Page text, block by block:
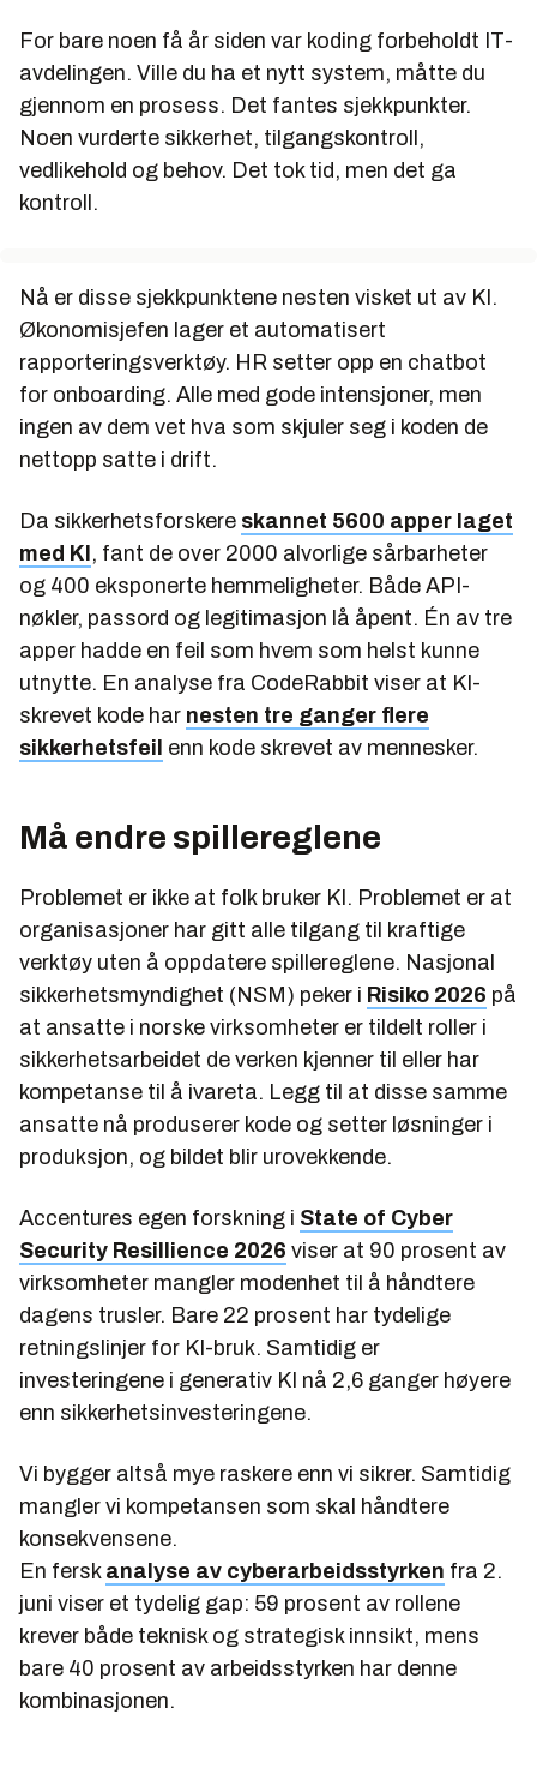
For bare noen få år siden var koding forbeholdt IT-
avdelingen. Ville du ha et nytt system, måtte du
gjennom en prosess. Det fantes sjekkpunkter.
Noen vurderte sikkerhet, tilgangskontroll,
vedlikehold og behov. Det tok tid, men det ga
kontroll.
Nå er disse sjekkpunktene nesten visket ut av KI.
Økonomisjefen lager et automatisert
rapporteringsverktøy. HR setter opp en chatbot
for onboarding. Alle med gode intensjoner, men
ingen av dem vet hva som skjuler seg i koden de
nettopp satte i drift.
Da sikkerhetsforskere skannet 5600 apper laget
med KI , fant de over 2000 alvorlige sårbarheter
og 400 eksponerte hemmeligheter. Både API-
nøkler, passord og legitimasjon lå åpent. Én av tre
apper hadde en feil som hvem som helst kunne
utnytte. En analyse fra CodeRabbit viser at KI-
skrevet kode har nesten tre ganger flere
sikkerhetsfeil enn kode skrevet av mennesker.
Må endre spillereglene
Problemet er ikke at folk bruker KI. Problemet er at
organisasjoner har gitt alle tilgang til kraftige
verktøy uten å oppdatere spillereglene. Nasjonal
sikkerhetsmyndighet (NSM) peker i Risiko 2026 på
at ansatte i norske virksomheter er tildelt roller i
sikkerhetsarbeidet de verken kjenner til eller har
kompetanse til å ivareta. Legg til at disse samme
ansatte nå produserer kode og setter løsninger i
produksjon, og bildet blir urovekkende.
Accentures egen forskning i State of Cyber
Security Resillience 2026 viser at 90 prosent av
virksomheter mangler modenhet til å håndtere
dagens trusler. Bare 22 prosent har tydelige
retningslinjer for KI-bruk. Samtidig er
investeringene i generativ KI nå 2,6 ganger høyere
enn sikkerhetsinvesteringene.
Vi bygger altså mye raskere enn vi sikrer. Samtidig
mangler vi kompetansen som skal håndtere
konsekvensene.
En fersk analyse av cyberarbeidsstyrken fra 2.
juni viser et tydelig gap: 59 prosent av rollene
krever både teknisk og strategisk innsikt, mens
bare 40 prosent av arbeidsstyrken har denne
kombinasjonen.